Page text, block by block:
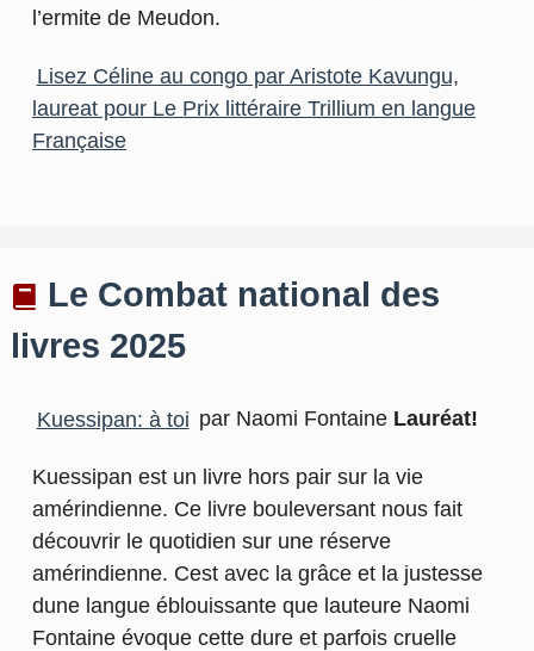
l’ermite de Meudon.
Lisez Céline au congo par Aristote Kavungu,
laureat pour Le Prix littéraire Trillium en langue
Française
Le Combat national des
livres 2025
Kuessipan: à toi par Naomi Fontaine Lauréat!
Kuessipan est un livre hors pair sur la vie
amérindienne. Ce livre bouleversant nous fait
découvrir le quotidien sur une réserve
amérindienne. Cest avec la grâce et la justesse
dune langue éblouissante que lauteure Naomi
Fontaine évoque cette dure et parfois cruelle